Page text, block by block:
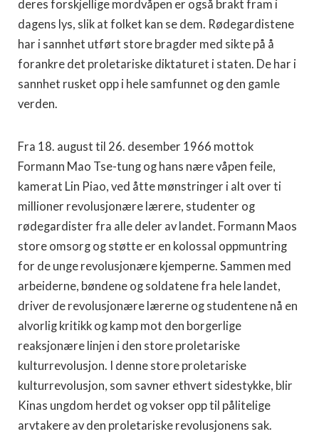
deres forskjellige mordvåpen er også brakt fram i
dagens lys, slik at folket kan se dem. Rødegardistene
har i sannhet utført store bragder med sikte på å
forankre det proletariske diktaturet i staten. De har i
sannhet rusket opp i hele samfunnet og den gamle
verden.
Fra 18. august til 26. desember 1966 mottok
Formann Mao Tse-tung og hans nære våpen feile,
kamerat Lin Piao, ved åtte mønstringer i alt over ti
millioner revolusjonære lærere, studenter og
rødegardister fra alle deler av landet. Formann Maos
store omsorg og støtte er en kolossal oppmuntring
for de unge revolusjonære kjemperne. Sammen med
arbeiderne, bøndene og soldatene fra hele landet,
driver de revolusjonære lærerne og studentene nå en
alvorlig kritikk og kamp mot den borgerlige
reaksjonære linjen i den store proletariske
kulturrevolusjon. I denne store proletariske
kulturrevolusjon, som savner ethvert sidestykke, blir
Kinas ungdom herdet og vokser opp til pålitelige
arvtakere av den proletariske revolusjonens sak.